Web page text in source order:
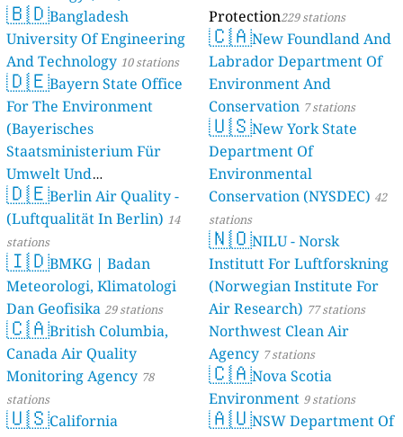
🇧🇩Bangladesh
University Of Engineering
And Technology 10 stations
🇩🇪Bayern State Office
For The Environment
(Bayerisches
Staatsministerium Für
Umwelt Und
Verbraucherschutz) - LfU
46 stations
🇩🇪Berlin Air Quality -
(Luftqualität In Berlin) 14
stations
🇮🇩BMKG | Badan
Meteorologi, Klimatologi
Dan Geofisika 29 stations
🇨🇦British Columbia,
Canada Air Quality
Monitoring Agency 78
stations
🇺🇸California
Protection229 stations
🇨🇦New Foundland And
Labrador Department Of
Environment And
Conservation 7 stations
🇺🇸New York State
Department Of
Environmental
Conservation (NYSDEC) 42
stations
🇳🇴NILU - Norsk
Institutt For Luftforskning
(Norwegian Institute For
Air Research) 77 stations
Northwest Clean Air
Agency 7 stations
🇨🇦Nova Scotia
Environment 9 stations
🇦🇺NSW Department Of